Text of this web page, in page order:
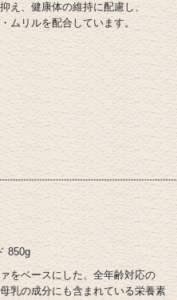
え、健康体の維持に配慮し、
ムリルを配合しています。
850g
をベースにした、全年齢対応の
乳の成分にも含まれている栄養素